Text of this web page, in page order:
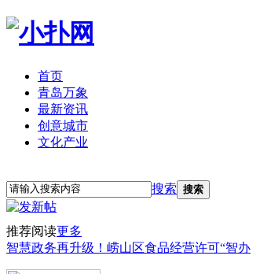
首页
青岛万象
最新资讯
创意城市
文化产业
搜索 搜索
推荐阅读更多
智慧政务再升级！崂山区食品经营许可“智办